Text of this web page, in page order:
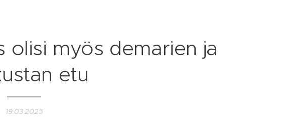
olisi myös demarien ja
etu
19.03.2025